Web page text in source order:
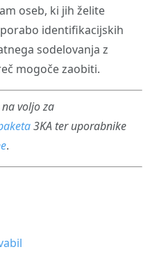
oseb, ki jih želite
identifikacijskih
sodelovanja z
mogoče zaobiti.
voljo za
3KA ter uporabnike
.